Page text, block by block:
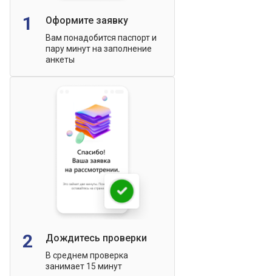
1 Оформите заявку
Вам понадобится паспорт и
пару минут на заполнение
анкеты
2 Дождитесь проверки
В среднем проверка
занимает 15 минут